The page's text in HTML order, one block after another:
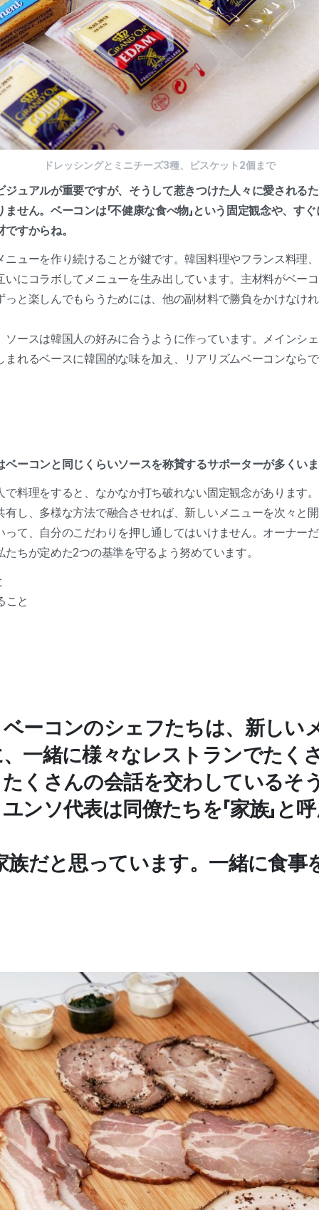
ドレッシングとミニチーズ3種、ビスケット2個まで
ジュアルが重要ですが、そうして惹きつけた人々に愛される
せん。ベーコンは「不健康な食べ物」という固定観念や、す
ですからね。
ニューを作り続けることが鍵です。韓国料理やフランス料理
いにコラボしてメニューを生み出しています。主材料がベー
っと楽しんでもらうためには、他の副材料で勝負をかけなけ
ソースは韓国人の好みに合うように作っています。メインシ
まれるベースに韓国的な味を加え、リアリズムベーコンなら
ベーコンと同じくらいソースを称賛するサポーターが多くい
で料理をすると、なかなか打ち破れない固定観念があります
有し、多様な方法で融合させれば、新しいメニューを次々と
って、自分のこだわりを押し通してはいけません。オーナー
ちが定めた2つの基準を守るよう努めています。
こと
ーコンのシェフたちは、新しい
一緒に様々なレストランでたく
くさんの会話を交わしているそ
ンソ代表は同僚たちを「家族」と
族だと思っています。一緒に食事